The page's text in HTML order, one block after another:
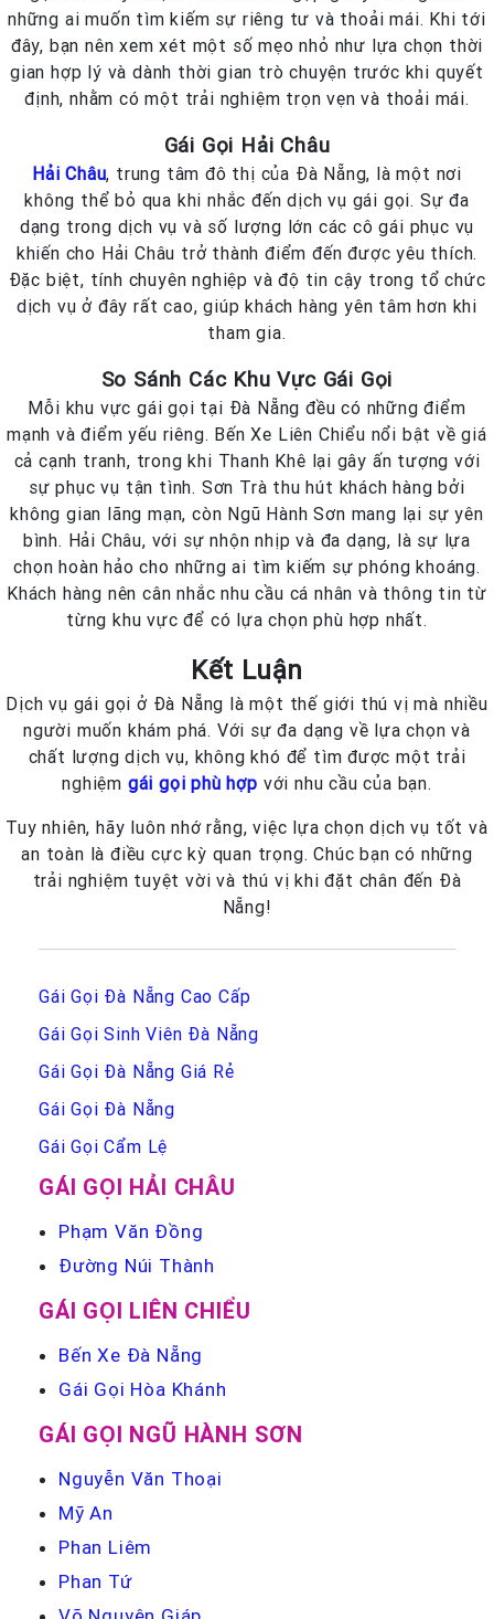
những ai muốn tìm kiếm sự riêng tư và thoải mái. Khi tới
đây, bạn nên xem xét một số mẹo nhỏ như lựa chọn thời
gian hợp lý và dành thời gian trò chuyện trước khi quyết
định, nhằm có một trải nghiệm trọn vẹn và thoải mái.
Gái Gọi Hải Châu
Hải Châu, trung tâm đô thị của Đà Nẵng, là một nơi
không thể bỏ qua khi nhắc đến dịch vụ gái gọi. Sự đa
dạng trong dịch vụ và số lượng lớn các cô gái phục vụ
khiến cho Hải Châu trở thành điểm đến được yêu thích.
Đặc biệt, tính chuyên nghiệp và độ tin cậy trong tổ chức
dịch vụ ở đây rất cao, giúp khách hàng yên tâm hơn khi
tham gia.
So Sánh Các Khu Vực Gái Gọi
Mỗi khu vực gái gọi tại Đà Nẵng đều có những điểm
mạnh và điểm yếu riêng. Bến Xe Liên Chiểu nổi bật về giá
cả cạnh tranh, trong khi Thanh Khê lại gây ấn tượng với
sự phục vụ tận tình. Sơn Trà thu hút khách hàng bởi
không gian lãng mạn, còn Ngũ Hành Sơn mang lại sự yên
bình. Hải Châu, với sự nhộn nhịp và đa dạng, là sự lựa
chọn hoàn hảo cho những ai tìm kiếm sự phóng khoáng.
Khách hàng nên cân nhắc nhu cầu cá nhân và thông tin từ
từng khu vực để có lựa chọn phù hợp nhất.
Kết Luận
Dịch vụ gái gọi ở Đà Nẵng là một thế giới thú vị mà nhiều
người muốn khám phá. Với sự đa dạng về lựa chọn và
chất lượng dịch vụ, không khó để tìm được một trải
nghiệm gái gọi phù hợp với nhu cầu của bạn.
Tuy nhiên, hãy luôn nhớ rằng, việc lựa chọn dịch vụ tốt và
an toàn là điều cực kỳ quan trọng. Chúc bạn có những
trải nghiệm tuyệt vời và thú vị khi đặt chân đến Đà
Nẵng!
Gái Gọi Đà Nẵng Cao Cấp
Gái Gọi Sinh Viên Đà Nẵng
Gái Gọi Đà Nẵng Giá Rẻ
Gái Gọi Đà Nẵng
Gái Gọi Cẩm Lệ
GÁI GỌI HẢI CHÂU
Phạm Văn Đồng
Đường Núi Thành
GÁI GỌI LIÊN CHIỂU
Bến Xe Đà Nẵng
Gái Gọi Hòa Khánh
GÁI GỌI NGŨ HÀNH SƠN
Nguyễn Văn Thoại
Mỹ An
Phan Liêm
Phan Tứ